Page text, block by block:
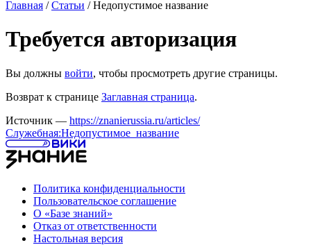
Главная /Статьи /Недопустимое название
Требуется авторизация
Вы должны войти, чтобы просмотреть другие страницы.
Возврат к странице Заглавная страница.
Источник — https://znanierussia.ru/articles/
Служебная:Недопустимое_название
Политика конфиденциальности
Пользовательское соглашение
О «Базе знаний»
Отказ от ответственности
Настольная версия